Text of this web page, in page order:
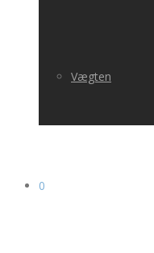
Vægten
0